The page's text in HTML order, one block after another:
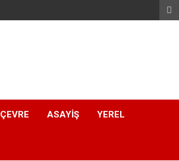
ÇEVRE ASAYIŞ YEREL